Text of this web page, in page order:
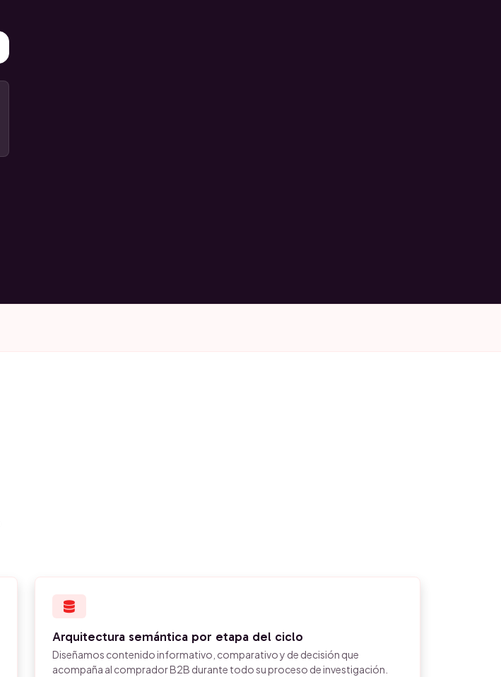
Arquitectura semántica por etapa del ciclo
Diseñamos contenido informativo, comparativo y de decisión que
acompaña al comprador B2B durante todo su proceso de investigación.